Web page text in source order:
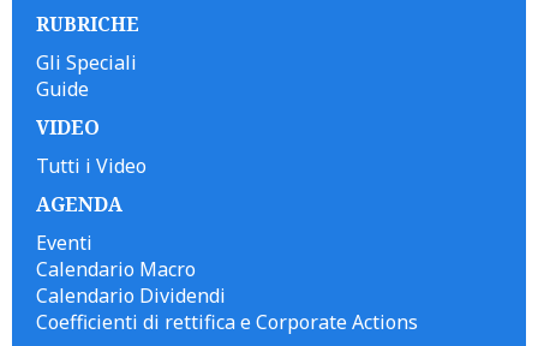
RUBRICHE
Gli Speciali
Guide
VIDEO
Tutti i Video
AGENDA
Eventi
Calendario Macro
Calendario Dividendi
Coefficienti di rettifica e Corporate Actions